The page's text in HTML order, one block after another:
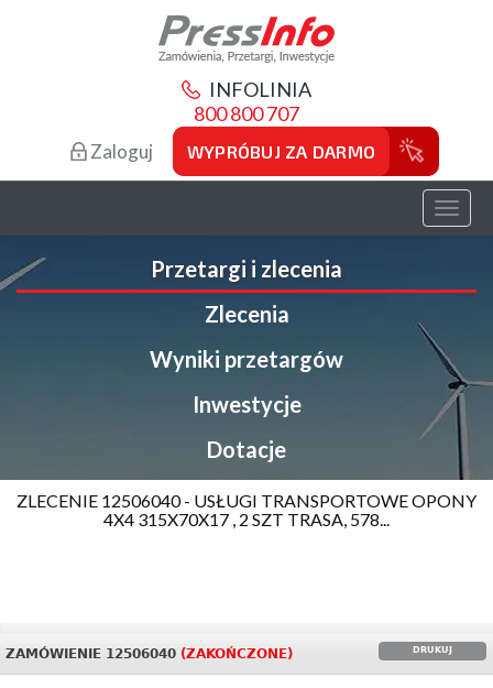
INFOLINIA
800 800 707
Zaloguj WYPRÓBUJ ZA DARMO
Toggle
Przetargi i zlecenia
Zlecenia
Wyniki przetargów
Inwestycje
Dotacje
ZLECENIE 12506040 - USŁUGI TRANSPORTOWE OPONY
4X4 315X70X17 , 2 SZT TRASA, 578...
DRUKUJ
ZAMÓWIENIE 12506040 (ZAKOŃCZONE)